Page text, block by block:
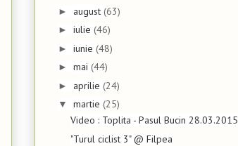
► august (63)
► iulie (46)
► iunie (48)
► mai (44)
► aprilie (24)
▼ martie (25)
Video : Toplita - Pasul Bucin 28.03.2015
"Turul ciclist 3" @ Filpea